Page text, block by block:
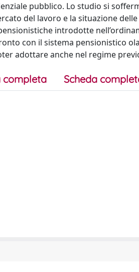
pubblico. Lo studio si
del lavoro e la situazione
introdotte
con il sistema pensionistico
adottare anche nel regime
completa Scheda